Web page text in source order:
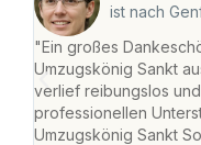
ist nach
"Ein großes
Umzugskönig Sankt
verlief reibungslos
professionellen
Umzugskönig Sankt